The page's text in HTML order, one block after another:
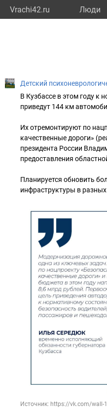
Vrachi42.ru Люди
Детский
В Кузбассе в этом году к
приведут 144 км
Их отремонтируют по
качественные дороги»
президента России
предоставления
Планируется обновить
инфраструктуры в разных
Источник: https://vk.com/wall-